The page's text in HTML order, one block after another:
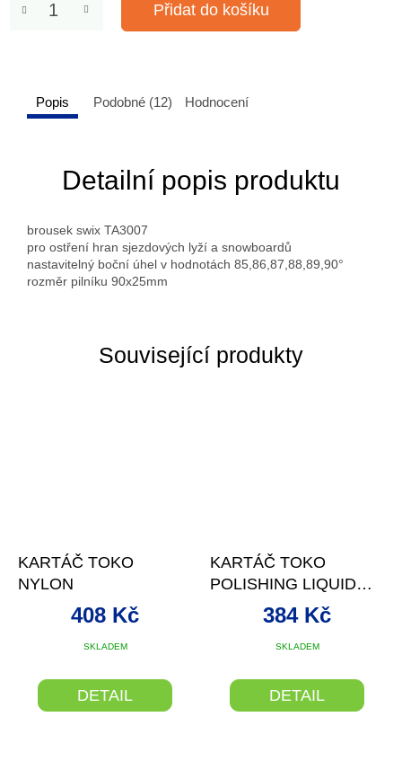
Přidat do košíku
Související produkty
KARTÁČ TOKO
NYLON
SKLADEM
408 Kč
DETAIL
KARTÁČ TOKO
POLISHING LIQUID
PARAFFIN
SKLADEM
384 Kč
DETAIL
Popis Podobné (12) Hodnocení
Detailní popis produktu
brousek swix TA3007
pro ostření hran sjezdových lyží a snowboardů
nastavitelný boční úhel v hodnotách 85,86,87,88,89,90°
rozměr pilníku 90x25mm